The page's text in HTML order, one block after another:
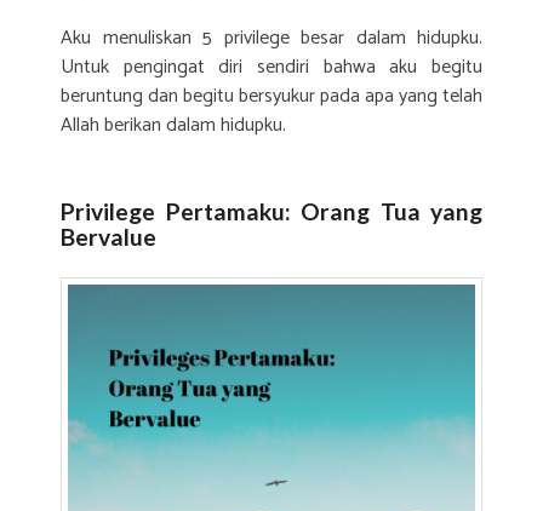
Aku menuliskan 5 privilege besar dalam hidupku.
Untuk pengingat diri sendiri bahwa aku begitu
beruntung dan begitu bersyukur pada apa yang telah
Allah berikan dalam hidupku.
Privilege Pertamaku: Orang Tua yang
Bervalue